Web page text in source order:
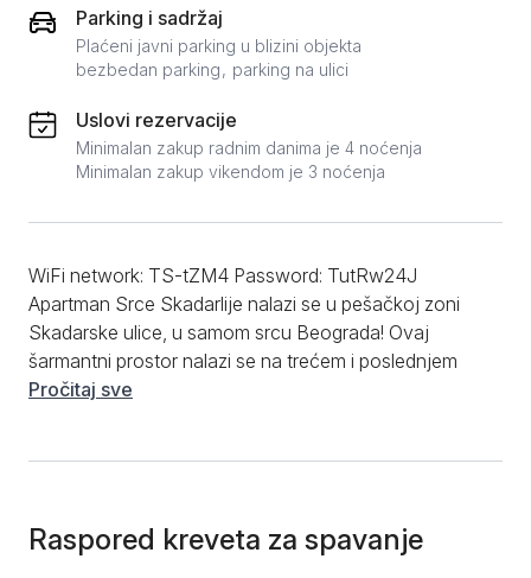
Parking i sadržaj
Plaćeni javni parking u blizini objekta
bezbedan parking parking na ulici
Uslovi rezervacije
Minimalan zakup radnim danima je 4 noćenja
Minimalan zakup vikendom je 3 noćenja
WiFi network: TS-tZM4 Password: TutRw24J
Apartman Srce Skadarlije nalazi se u pešačkoj zoni
Skadarske ulice, u samom srcu Beograda! Ovaj
šarmantni prostor nalazi se na trećem i poslednjem
spratu dvorišne zgrade, pružajući vam savršen spoj
pravo mesto za opuštanje i uživanje, a otvorena je
od proleća do jeseni, omogućavajući vam da uživate
Pročitaj sve
Raspored kreveta za spavanje